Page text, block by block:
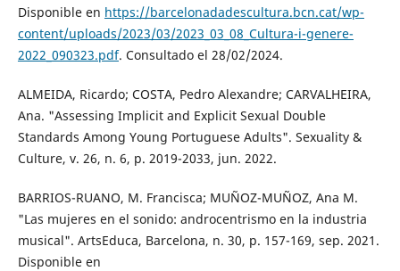
Disponible en https://barcelonadadescultura.bcn.cat/wp-
content/uploads/2023/03/2023_03_08_Cultura-i-genere-
2022_090323.pdf. Consultado el 28/02/2024.
ALMEIDA, Ricardo; COSTA, Pedro Alexandre; CARVALHEIRA,
Ana. "Assessing Implicit and Explicit Sexual Double
Standards Among Young Portuguese Adults". Sexuality &
Culture, v. 26, n. 6, p. 2019-2033, jun. 2022.
BARRIOS-RUANO, M. Francisca; MUÑOZ-MUÑOZ, Ana M.
"Las mujeres en el sonido: androcentrismo en la industria
musical". ArtsEduca, Barcelona, n. 30, p. 157-169, sep. 2021.
Disponible en